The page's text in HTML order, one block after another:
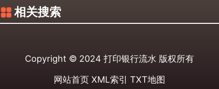
相关搜索
Copyright © 2024 打印银行流水 版权所有
网站首页 XML索引 TXT地图